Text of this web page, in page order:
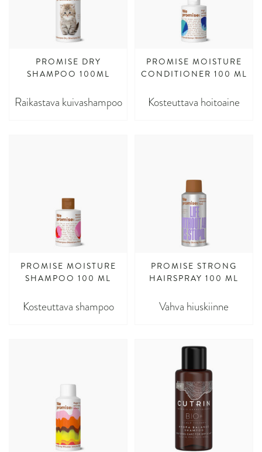
PROMISE DRY
SHAMPOO 100ML
Raikastava kuivashampoo
PROMISE MOISTURE
CONDITIONER 100 ML
Kosteuttava hoitoaine
PROMISE MOISTURE
SHAMPOO 100 ML
Kosteuttava shampoo
PROMISE STRONG
HAIRSPRAY 100 ML
Vahva hiuskiinne